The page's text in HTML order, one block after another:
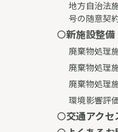
地方自治法
号の随意契
新施設整備
廃棄物処理
廃棄物処理
廃棄物処理
環境影響評
交通アクセ